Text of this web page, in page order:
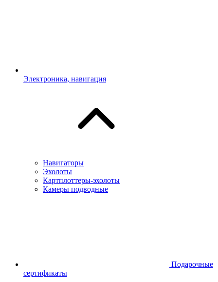
Электроника, навигация
Навигаторы
Эхолоты
Картплоттеры-эхолоты
Камеры подводные
Подарочные
сертификаты